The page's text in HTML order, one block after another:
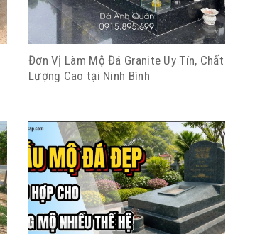
Đơn Vị Làm Mộ Đá Granite Uy Tín, Chất
Lượng Cao tại Ninh Bình